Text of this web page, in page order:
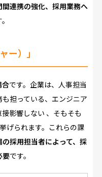
連携の強化、採用業務へ
ー）」
合です。企業は、人事担当
担っている、エンジニア
影響しない 、そもそも
げられます。これらの課
の採用担当者によって、採
要です。